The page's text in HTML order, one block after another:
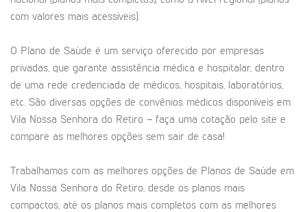
com valores mais acessíveis).
O Plano de Saúde é um serviço oferecido por empresas
privadas, que garante assistência médica e hospitalar, dentro
de uma rede credenciada de médicos, hospitais, laboratórios,
etc. São diversas opções de convênios médicos disponíveis em
Vila Nossa Senhora do Retiro – faça uma cotação pelo site e
compare as melhores opções sem sair de casa!
Trabalhamos com as melhores opções de Planos de Saúde em
Vila Nossa Senhora do Retiro, desde os planos mais
compactos, até os planos mais completos com as melhores